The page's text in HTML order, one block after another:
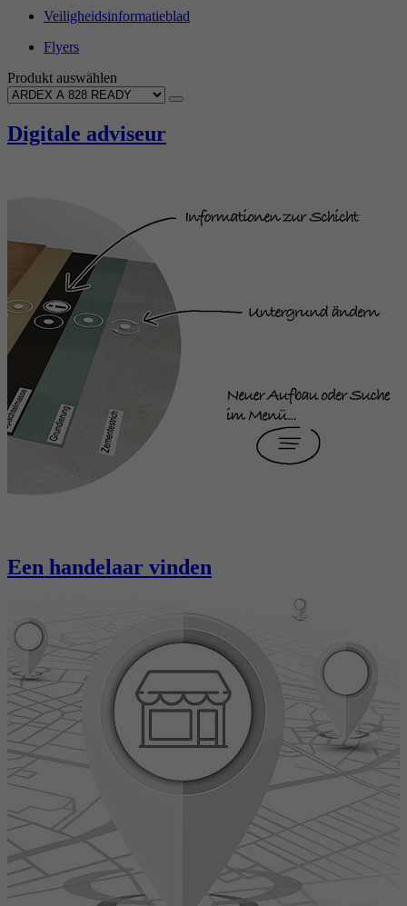
Veiligheidsinformatieblad
Flyers
Produkt auswählen
Digitale adviseur
Een handelaar vinden